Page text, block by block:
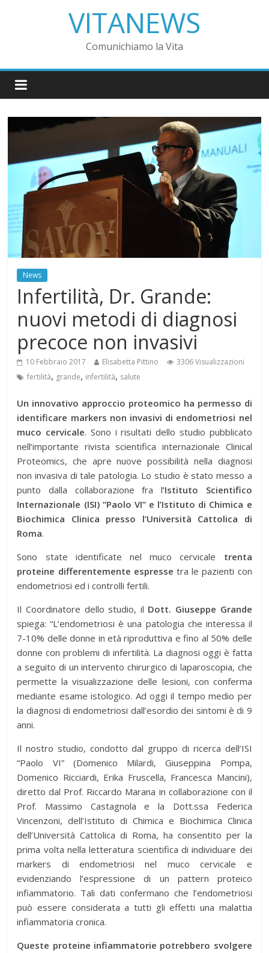
VITANEWS
Comunichiamo la Vita
News
Infertilità, Dr. Grande:
nuovi metodi di diagnosi
precoce non invasivi
10 Febbraio 2017 Elisabetta Pittino
3306 Visualizzazioni
fertilità, grande, infertilità, salute
Un innovativo approccio proteomico ha permesso di
identificare markers non invasivi di endometriosi nel
muco cervicale. Sono i risultati dello studio pubblicato
nell’importante rivista scientifica internazionale Clinical
Proteomics, che apre nuove possibilità nella diagnosi
non invasiva di tale patologia. Lo studio è stato messo a
punto dalla collaborazione fra l’Istituto Scientifico
Internazionale (ISI) “Paolo VI” e l’Istituto di Chimica e
Biochimica Clinica presso l’Università Cattolica di
Roma.
Sono state identificate nel muco cervicale trenta
proteine differentemente espresse tra le pazienti con
endometriosi ed i controlli fertili.
Il Coordinatore dello studio, il Dott. Giuseppe Grande
spiega: “L’endometriosi è una patologia che interessa il
7-10% delle donne in età riproduttiva e fino al 50% delle
donne con problemi di infertilità. La diagnosi oggi è fatta
a seguito di un intervento chirurgico di laparoscopia, che
permette la visualizzazione delle lesioni, con conferma
mediante esame istologico. Ad oggi il tempo medio per
la diagnosi di endometriosi dall’esordio dei sintomi è di 9
anni.
Il nostro studio, condotto dal gruppo di ricerca dell’ISI
“Paolo VI” (Domenico Milardi, Giuseppina Pompa,
Domenico Ricciardi, Erika Fruscella, Francesca Mancini),
diretto dal Prof. Riccardo Marana in collaborazione con il
Prof. Massimo Castagnola e la Dott.ssa Federica
Vincenzoni, dell’Istituto di Chimica e Biochimica Clinica
dell’Università Cattolica di Roma, ha consentito per la
prima volta nella letteratura scientifica di individuare dei
markers di endometriosi nel muco cervicale e
evidenziando l’espressione di un pattern proteico
infiammatorio. Tali dati confermano che l’endometriosi
può essere considerata a tutti gli effetti una malattia
infiammatoria cronica.
Queste proteine infiammatorie potrebbero svolgere